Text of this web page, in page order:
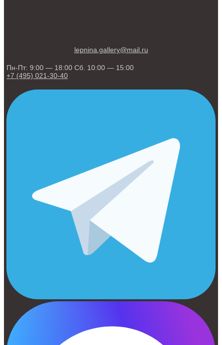
lepnina.gallery@mail.ru
Пн-Пт: 9:00 — 18:00 Сб. 10:00 — 15:00
+7 (495) 021-30-40